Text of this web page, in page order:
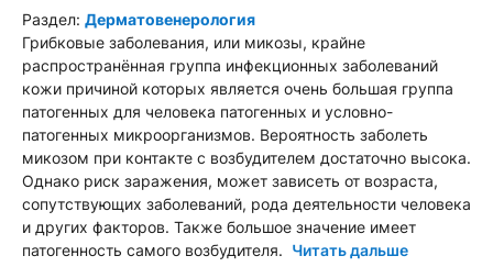
Раздел: Дерматовенерология
Грибковые заболевания, или микозы, крайне
распространённая группа инфекционных заболеваний
кожи причиной которых является очень большая группа
патогенных для человека патогенных и условно-
патогенных микроорганизмов. Вероятность заболеть
микозом при контакте с возбудителем достаточно высока.
Однако риск заражения, может зависеть от возраста,
сопутствующих заболеваний, рода деятельности человека
и других факторов. Также большое значение имеет
патогенность самого возбудителя. Читать дальше